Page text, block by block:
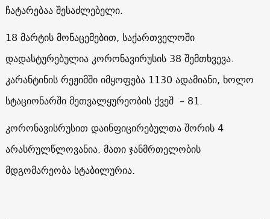
ჩატარებაა შესაძლებელი.
18 მარტის მონაცემებით, საქართველოში
დადასტურებულია კორონავირუსის 38 შემთხვევა.
კარანტინის რეჟიმში იმყოფება 1130 ადამიანი, ხოლო
სტაციონარში მეთვალყურეობის ქვეშ – 81.
კორონავისრუსით დაინფიცირებულთა შორის 4
არასრულწლოვანია. მათი ჯანმრთელობის
მდგომარეობა სტაბილურია.